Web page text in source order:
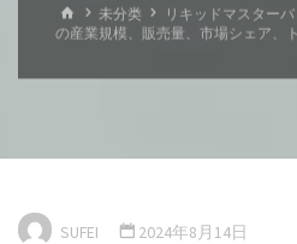
ホ
ー
未分类
リキッドマスター
の産業規模、販売量、市場シェア、
SUFEI 2024年8月14日